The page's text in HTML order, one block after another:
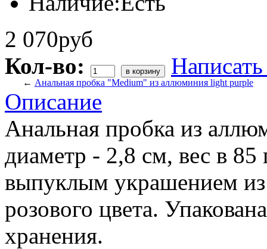
2 070руб
Кол-во:
← Анальная пробка "Medium" из аллюминия light purple
Описание
Анальная пробка из
диаметр - 2,8 см, вес в
выпуклым украшением
розового цвета.
хранения.